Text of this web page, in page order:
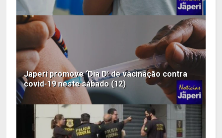
Japeri promove ‘Dia D’ de vacinação contra
covid-19 neste sábado (12)